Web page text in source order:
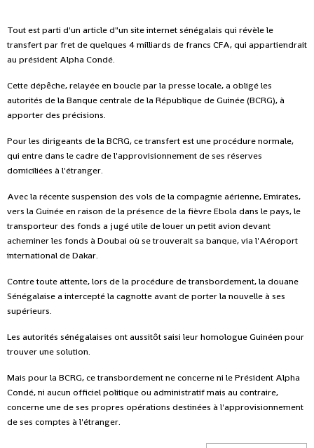
Tout est parti d'un article d"un site internet sénégalais qui révèle le
transfert par fret de quelques 4 milliards de francs CFA, qui appartiendrait
au président Alpha Condé.
Cette dépêche, relayée en boucle par la presse locale, a obligé les
autorités de la Banque centrale de la République de Guinée (BCRG), à
apporter des précisions.
Pour les dirigeants de la BCRG, ce transfert est une procédure normale,
qui entre dans le cadre de l'approvisionnement de ses réserves
domiciliées à l'étranger.
Avec la récente suspension des vols de la compagnie aérienne, Emirates,
vers la Guinée en raison de la présence de la fièvre Ebola dans le pays, le
transporteur des fonds a jugé utile de louer un petit avion devant
acheminer les fonds à Doubai où se trouverait sa banque, via l'Aéroport
international de Dakar.
Contre toute attente, lors de la procédure de transbordement, la douane
Sénégalaise a intercepté la cagnotte avant de porter la nouvelle à ses
supérieurs.
Les autorités sénégalaises ont aussitôt saisi leur homologue Guinéen pour
trouver une solution.
Mais pour la BCRG, ce transbordement ne concerne ni le Président Alpha
Condé, ni aucun officiel politique ou administratif mais au contraire,
concerne une de ses propres opérations destinées à l'approvisionnement
de ses comptes à l'étranger.